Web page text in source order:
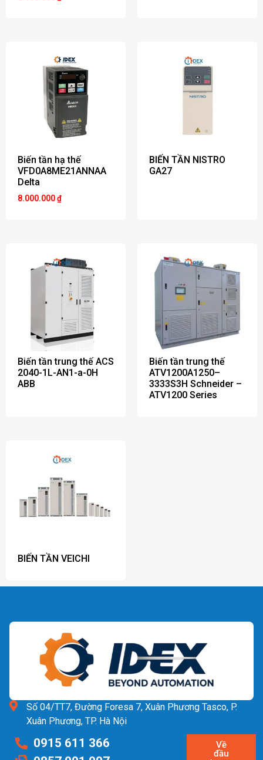
Biến tần hạ thế
VFD0A8ME21ANNAA
Delta
8.000.000₫
BIẾN TẦN NISTRO
GA27
Biến tần trung thế ACS
2040-1L-AN1-a-0H
ABB
Biến tần trung thế
ATV1200A1250–
3333S3H Schneider –
ATV1200 Series
BIẾN TẦN VEICHI
Số 04/TT7, Đường Foresa 7, Xuân Phương Tasco, P.
Xuân Phương, TP. Hà Nội
0915 611 366
Về
đầu